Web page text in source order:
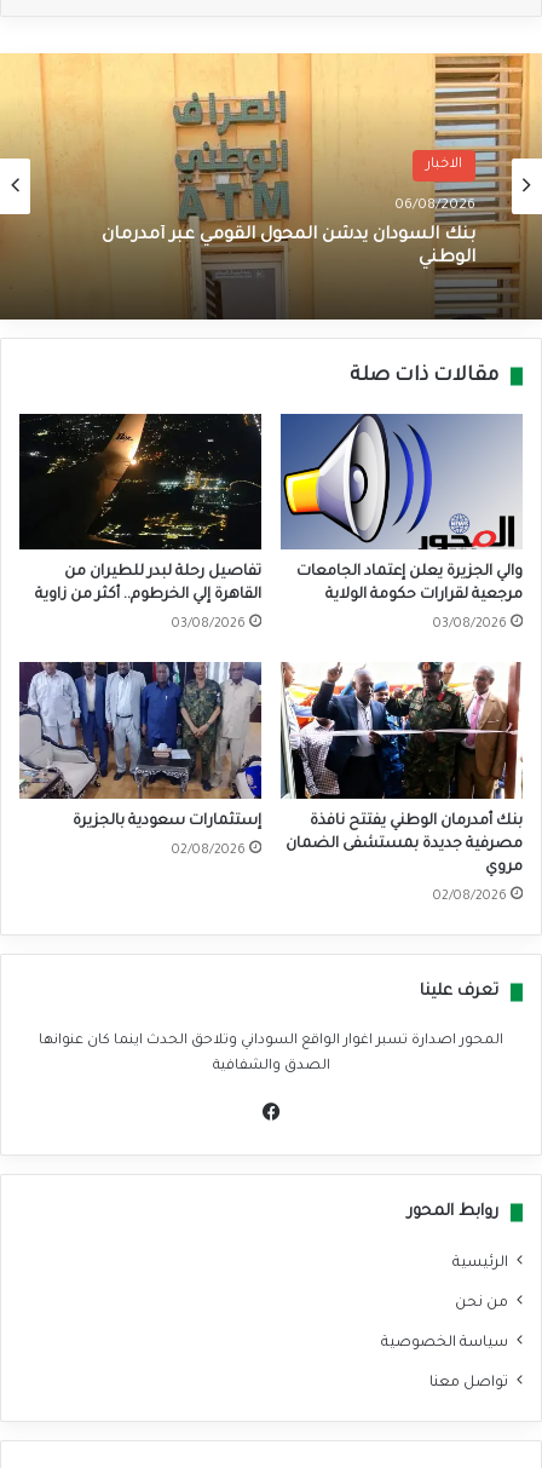
الاخبار
06/08/2026
بنك السودان يدشن المحول القومي عبر أمدرمان
الوطني
مقالات ذات صلة
والي الجزيرة يعلن إعتماد الجامعات
مرجعية لقرارات حكومة الولاية
03/08/2026
تفاصيل رحلة لبدر للطيران من
القاهرة إلي الخرطوم.. أكثر من زاوية
03/08/2026
بنك أمدرمان الوطني يفتتح نافذة
مصرفية جديدة بمستشفى الضمان
مروي
02/08/2026
إستثمارات سعودية بالجزيرة
02/08/2026
تعرف علينا
المحور اصدارة تسبر اغوار الواقع السوداني وتلاحق الحدث اينما كان عنوانها
الصدق والشفافية
روابط المحور
الرئيسية
من نحن
سياسة الخصوصية
تواصل معنا